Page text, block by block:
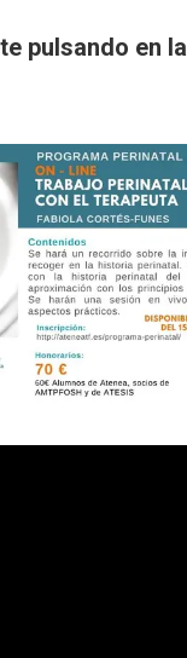
pulsando en la